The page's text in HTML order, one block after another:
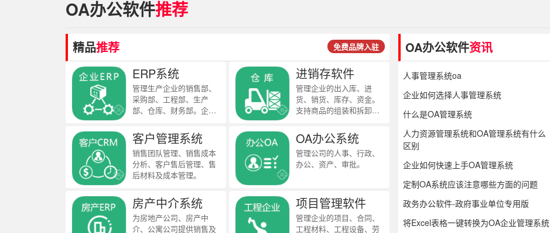
OA办公软件推荐
精品推荐 免费品牌入驻
ERP系统
管理生产企业的销售部、
采购部、工程部、生产
部、仓库、财务部。企业
单、按计划生产，适合生
产制造企业、加工厂，包
括自有研发及销售的全面
型制造企业。
进销存软件
管理企业的出入库、进
货、销货、库存、资金。
支持商品的组装和拆卸业
收、应付款，并自动统计
未结款项。
客户管理系统
销售团队管理、销售成本
分析、客户售后管理、售
后材料及成本管理。
OA办公系统
管理公司的人事、行政、
办公、资产、审批。
房产中介系统
为房地产公司、房产中
介、公寓公司提供销售及
项目管理软件
管理企业的项目、合同、
工程材料、工程设备、劳
OA办公软件资讯
人事管理系统oa
企业如何选择人事管理系统
什么是OA管理系统
人力资源管理系统和OA管理系统有什么
区别
企业如何快速上手OA管理系统
定制OA系统应该注意哪些方面的问题
政务办公软件-政府事业单位专用版
将Excel表格一键转换为OA企业管理系统